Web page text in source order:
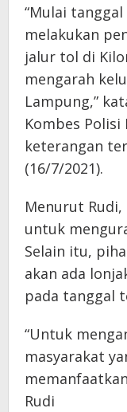
“Mulai
melakukan
jalur tol di
mengarah
Lampung,”
Kombes
keterangan
(16/7/2021).
Menurut
untuk
Selain itu,
akan ada
pada tanggal
“Untuk
masyarakat
Rudi